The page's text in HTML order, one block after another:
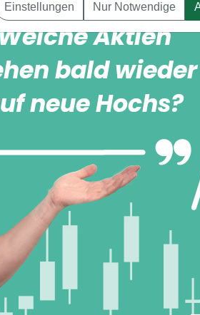
Einstellungen Nur Notwendige